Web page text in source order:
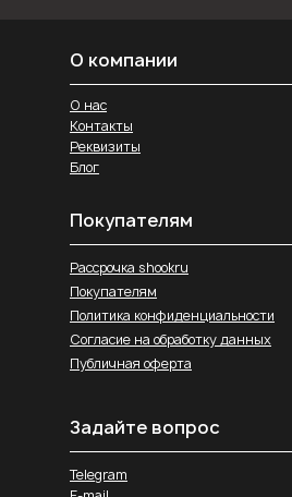
О компании
Реквизиты
Блог
О нас
Контакты
Покупателям
Рассрочка shookru
Покупателям
Политика конфиденциальности
Согласие на обработку данных
Публичная оферта
Задайте вопрос
Telegram